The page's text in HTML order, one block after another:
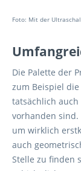
Foto: Mit der
Die Palette der
zum Beispiel
tatsächlich
vorhanden sind.
um wirklich
auch
Stelle zu finden